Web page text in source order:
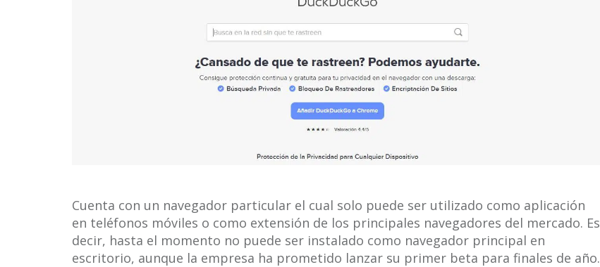
Cuenta con un navegador particular el cual solo puede ser utilizado como aplicación
en teléfonos móviles o como extensión de los principales navegadores del mercado. Es
decir, hasta el momento no puede ser instalado como navegador principal en
escritorio, aunque la empresa ha prometido lanzar su primer beta para finales de año.